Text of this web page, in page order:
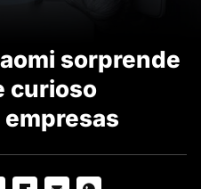
sorprende
curioso